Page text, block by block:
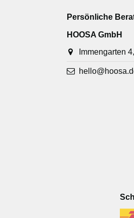
Persönliche
HOOSA GmbH
Immengarten